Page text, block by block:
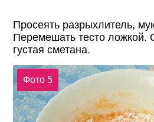
Просеять разрыхлитель,
Перемешать тесто ложкой.
густая сметана.
Фото 5